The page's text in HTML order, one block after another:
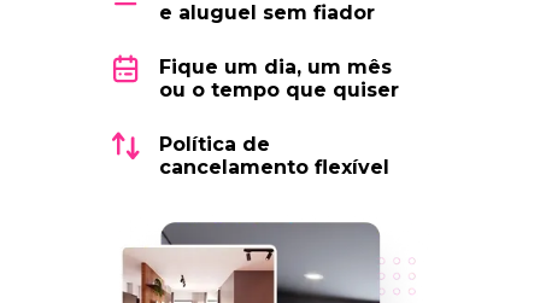
e aluguel sem fiador
Fique um dia, um mês
ou o tempo que quiser
Política de
cancelamento flexível